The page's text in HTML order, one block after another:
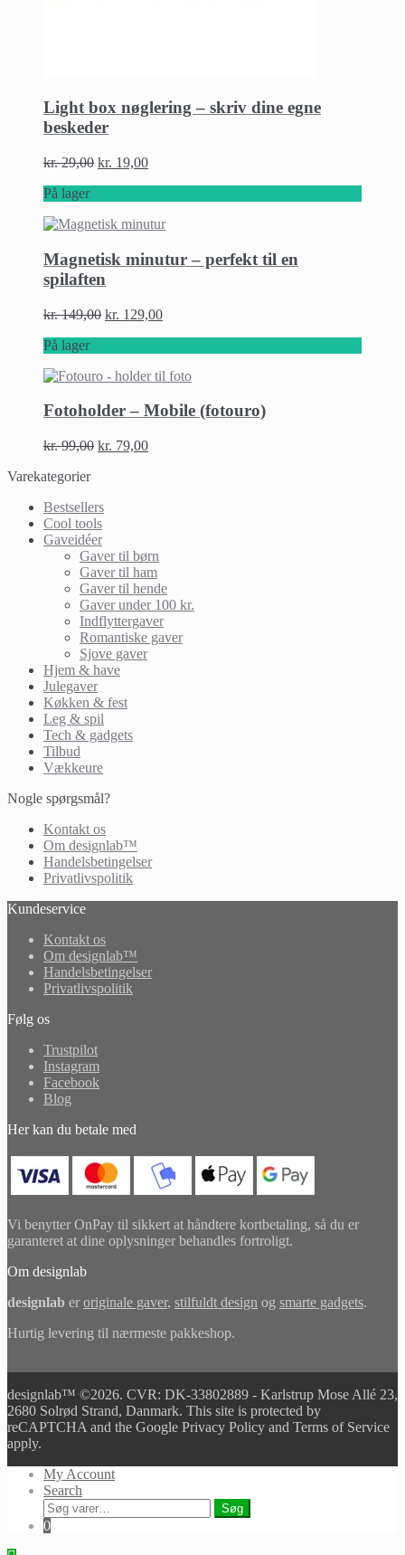
Light box nøglering – skriv dine egne
beskeder
kr.29,00 kr. 19,00
På lager
Magnetisk minutur – perfekt til en
spilaften
kr.149,00 kr. 129,00
På lager
Fotoholder – Mobile (fotouro)
kr.99,00 kr. 79,00
Varekategorier
Bestsellers
Cool tools
Gaveidéer
Gaver til børn
Gaver til ham
Gaver til hende
Gaver under 100 kr.
Indflyttergaver
Romantiske gaver
Sjove gaver
Hjem & have
Julegaver
Køkken & fest
Leg & spil
Tech & gadgets
Tilbud
Vækkeure
Nogle spørgsmål?
Kontakt os
Om designlab™
Handelsbetingelser
Privatlivspolitik
Kundeservice
Kontakt os
Om designlab™
Handelsbetingelser
Privatlivspolitik
Følg os
Trustpilot
Instagram
Facebook
Blog
Her kan du betale med
Vi benytter OnPay til sikkert at håndtere kortbetaling, så du er
garanteret at dine oplysninger behandles fortroligt.
Om designlab
designlab er originale gaver, stilfuldt design og smarte gadgets.
Hurtig levering til nærmeste pakkeshop.
designlab™ ©2026. CVR: DK-33802889 - Karlstrup Mose Allé 23,
2680 Solrød Strand, Danmark. This site is protected by
reCAPTCHA and the Google Privacy Policy and Terms of Service
apply.
My Account
Search
Søg
efter:
Søg
0